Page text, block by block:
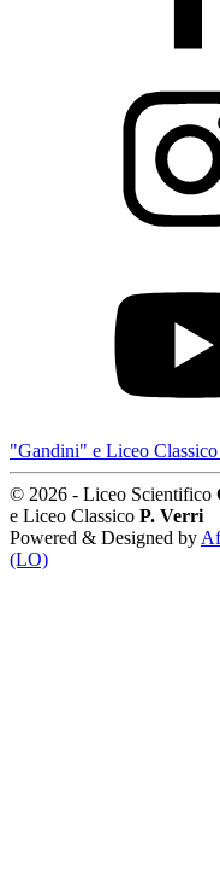
"Gandini" e Liceo
© 2026 - Liceo Scientifico
e Liceo Classico P. Verri
Powered & Designed by
(LO)